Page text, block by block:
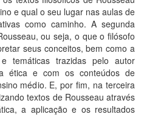
e qual o seu lugar nas aulas de
como caminho. A segunda
ou seja, o que o filósofo
seus conceitos, bem como a
temáticas trazidas pelo autor
ética e com os conteúdos de
médio. E, por fim, na terceira
textos de Rousseau através
a aplicação e os resultados